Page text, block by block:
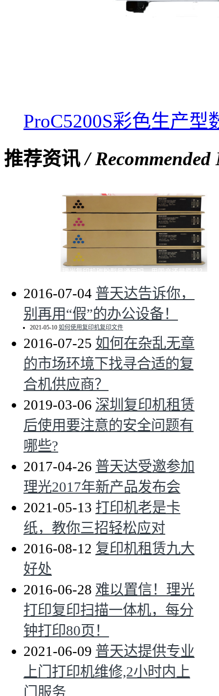
ProC5200S彩色生产型
推荐资讯/ Recommended
理光复印机碳粉型号通用吗，用国产还是原装？
2016-07-04 普天达告诉你，
别再用“假”的办公设备！
2021-05-10 如何使用复印机复印文件
2016-07-25 如何在杂乱无章
的市场环境下找寻合适的复
合机供应商？
2019-03-06 深圳复印机租赁
后使用要注意的安全问题有
哪些?
2017-04-26 普天达受邀参加
理光2017年新产品发布会
2021-05-13 打印机老是卡
纸，教你三招轻松应对
2016-08-12 复印机租赁九大
好处
2016-06-28 难以置信！理光
打印复印扫描一体机，每分
钟打印80页！
2021-06-09 普天达提供专业
上门打印机维修,2小时内上
门服务